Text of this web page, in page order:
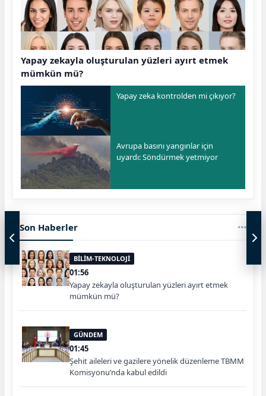
Yapay zekayla oluşturulan yüzleri ayırt etmek
mümkün mü?
Yapay zeka kontrolden mi çıkıyor?
Avrupa basını yangınlar için
uyardı: Söndürmek yetmiyor
Son Haberler
BİLİM-TEKNOLOJİ
01:56
Yapay zekayla oluşturulan yüzleri ayırt etmek
mümkün mü?
GÜNDEM
01:45
Şehit aileleri ve gazilere yönelik düzenleme TBMM
Komisyonu’nda kabul edildi